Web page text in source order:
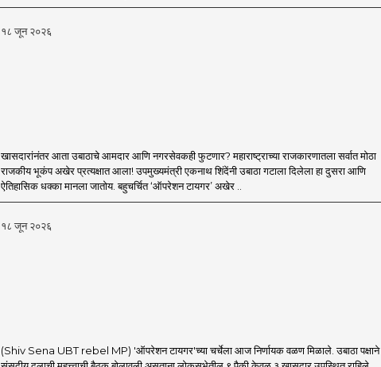
१८ जून २०२६
खासदारांनंतर आता उबाठाचे आमदार आणि नगरसेवकही फुटणार? महाराष्ट्राच्या राजकारणातला सर्वात मोठा
राजकीय भूकंप अखेर प्रत्यक्षात आला! उपमुख्यमंत्री एकनाथ शिंदेंनी उबाठा गटाला दिलेला हा दुसरा आणि
ऐतिहासिक धक्का मानला जातोय. बहुचर्चित ‘ऑपरेशन टायगर’ अखेर ..
१८ जून २०२६
(Shiv Sena UBT rebel MP) 'ऑपरेशन टायगर'च्या चर्चेला आज निर्णायक वळण मिळाले. उबाठा पक्षाने